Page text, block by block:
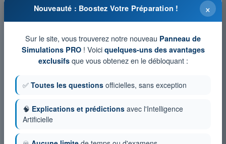
×
Nouveauté : Boostez Votre Préparation !
Sur le site, vous trouverez notre nouveau Panneau de
Simulations PRO! Voici quelques-uns des avantages
exclusifsque vous obtenez en le débloquant :
✅ Toutes les questions officielles, sans exception
🧠 Explications et prédictions avec l'Intelligence
Artificielle